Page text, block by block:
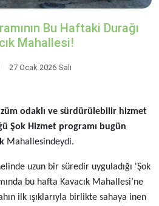
Bu Haftaki Durağı
Mahallesi!
27 Ocak 2026 Salı
odaklı ve sürdürülebilir hizmet
Şok Hizmet programı bugün
Mahallesindeydi.
uzun bir süredir uyguladığı 'Şok
bu hafta Kavacık Mahallesi’ne
ilk ışıklarıyla birlikte sahaya inen